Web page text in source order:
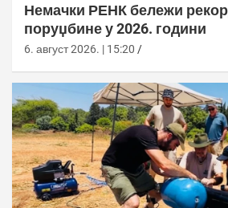
Немачки РЕНК бележи
поруџбине у 2026. години
6. август 2026. | 15:20